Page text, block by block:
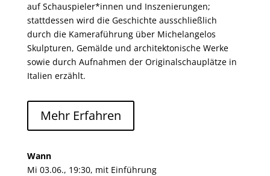
auf Schauspieler*innen und Inszenierungen;
stattdessen wird die Geschichte ausschließlich
durch die Kameraführung über Michelangelos
Skulpturen, Gemälde und architektonische Werke
sowie durch Aufnahmen der Originalschauplätze in
Italien erzählt.
Mehr Erfahren
Wann
Mi 03.06., 19:30, mit Einführung